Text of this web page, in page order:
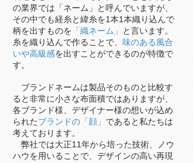
の業界では「ネーム」と呼んでいますが、
その中でも経糸と緯糸を1本1本織り込んで
柄を出すものを 「織ネーム」
と言います。
糸を織り込んで作ることで、 味のある風合
いや高級感を出すことができるのが特徴で
す。
ブランドネームは製品そのものと比較す
ると非常に小さな布面積ではありますが、
各ブランド様、デザイナー様の想いが込め
られたブランドの「顔」 であると私たちは
考えております。
​ 弊社では大正11年から培った技術、ノウ
ハウを用いることで、デザインの高い再現